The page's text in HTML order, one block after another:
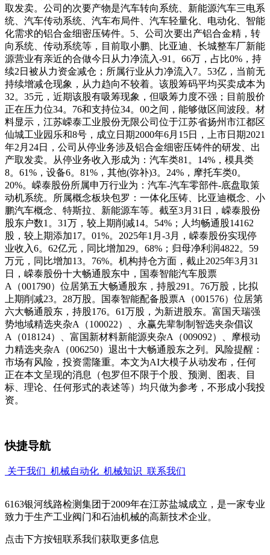
取发卖。公司的次要产物是汽车转向系统、新能源汽车三电系
统、汽车传动系统、汽车布局件、汽车轻量化、电动化、智能
化需求的铝合金细密压铸件。5、公司次要出产铝合金精，转
向系统、传动系统等，目前取小鹏、比亚迪、长城整车厂新能
源营业有亲近的合做今日从力净流入-91。66万，占比0%，持
续2日被从力资金减仓；所属行业从力净流入7。53亿，当前无
持续增减仓现象，从力趋向不较着。该股筹码平均买卖成本为
32。35元，近期该股有吸筹现象，但吸筹力度不强；目前股价
正在压力位34。76和支持位34。00之间，能够做区间波段。材
料显示，江苏嵘泰工业股份无限公司位于江苏省扬州市江都区
仙城工业园乐和8号，成立日期2000年6月15日，上市日期2021
年2月24日，公司从停业务涉及铝合金细密压铸件的研发、出
产取发卖。从停业务收入形成为：汽车类81。14%，模具类
8。61%，设备6。81%，其他(弥补)3。24%，摩托车类0。
20%。嵘泰股份所属申万行业为：汽车-汽车零部件-底盘取策
动机系统。所属概念板块包罗：一体化压铸、比亚迪概念、小
鹏汽车概念、特斯拉、新能源车等。截至3月31日，嵘泰股份
股东户数1。31万，较上期削减14。54%；人均畅通股14162
股，较上期添加17。01%。2025年1月-3月，嵘泰股份实现停
业收入6。62亿元，同比增加29。68%；归母净利润4822。59
万元，同比增加13。76%。机构持仓方面，截止2025年3月31
日，嵘泰股份十大畅通股东中，国泰智能汽车股票
A（001790）位居第五大畅通股东，持股291。76万股，比拟
上期削减23。28万股。国泰智能配备股票A（001576）位居第
六大畅通股东，持股176。61万股，为新进股东。富国天瑞强
势地域精选夹杂A（100022）、永赢先辈制制智选夹杂倡议
A（018124）、富国新材料新能源夹杂A（009092）、摩根动
力精选夹杂A（006250）退出十大畅通股东之列。风险提醒：
市场有风险，投资需隆重。本文为AI大模子从动发布，任何
正在本文呈现的消息（包罗但不限于个股、预测、图表、目
标、理论、任何形式的表述等）均只做为参考，不形成小我投
资。
快捷导航
关于我们 机械自动化 机械知识 联系我们
6163银河线路检测集团于2009年在江苏盐城成立，是一家专业
致力于生产工业阀门和石油机械的高新技术企业。
点击下方按钮联系我们获取更多信息